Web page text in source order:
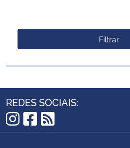
Filtrar
REDES SOCIAIS:
Instagram
Facebook
RSS